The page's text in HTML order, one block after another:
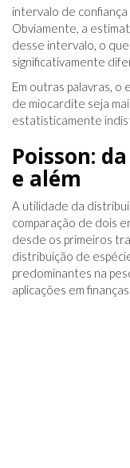
intervalo de
Obviamente, a
desse intervalo, o
significativamente
Em outras palavras,
de miocardite seja
estatisticamente
Poisson:
e além
A utilidade da
comparação de dois
desde os primeiros
distribuição de
predominantes na
aplicações em